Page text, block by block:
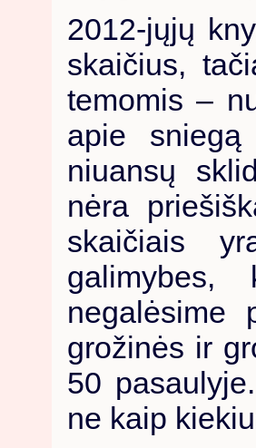
2012-jųjų
skaičius,
temomis –
apie
niuansų
nėra
skaičiais
negalėsime
grožinės ir
50
ne kaip